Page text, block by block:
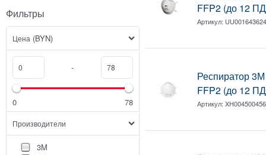
Фильтры
Цена (BYN)
-
0 78
Производители
3M
FFP2 (до 12
Артикул:
Респиратор
FFP2 (до 12
Артикул:XH004500456